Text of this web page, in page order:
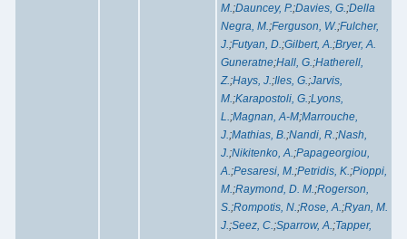
M.;Dauncey, P.;Davies, G.;Della
Negra, M.;Ferguson, W.;Fulcher,
J.;Futyan, D.;Gilbert, A.;Bryer, A.
Guneratne;Hall, G.;Hatherell,
Z.;Hays, J.;Iles, G.;Jarvis,
M.;Karapostoli, G.;Lyons,
L.;Magnan, A-M;Marrouche,
J.;Mathias, B.;Nandi, R.;Nash,
J.;Nikitenko, A.;Papageorgiou,
A.;Pesaresi, M.;Petridis, K.;Pioppi,
M.;Raymond, D. M.;Rogerson,
S.;Rompotis, N.;Rose, A.;Ryan, M.
J.;Seez, C.;Sparrow, A.;Tapper,